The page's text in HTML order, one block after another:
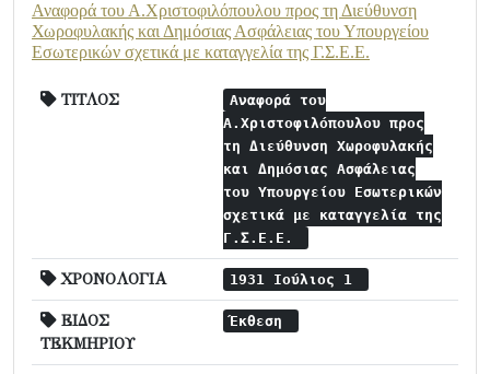
Αναφορά του Α.Χριστοφιλόπουλου προς τη Διεύθυνση
Χωροφυλακής και Δημόσιας Ασφάλειας του Υπουργείου
Εσωτερικών σχετικά με καταγγελία της Γ.Σ.Ε.Ε.
ΤΙΤΛΟΣ
Αναφορά του
Α.Χριστοφιλόπουλου προς
τη Διεύθυνση Χωροφυλακής
και Δημόσιας Ασφάλειας
του Υπουργείου Εσωτερικών
σχετικά με καταγγελία της
Γ.Σ.Ε.Ε.
ΧΡΟΝΟΛΟΓΙΑ 1931 Ιούλιος 1
ΕΙΔΟΣ
ΤΕΚΜΗΡΙΟΥ
Έκθεση